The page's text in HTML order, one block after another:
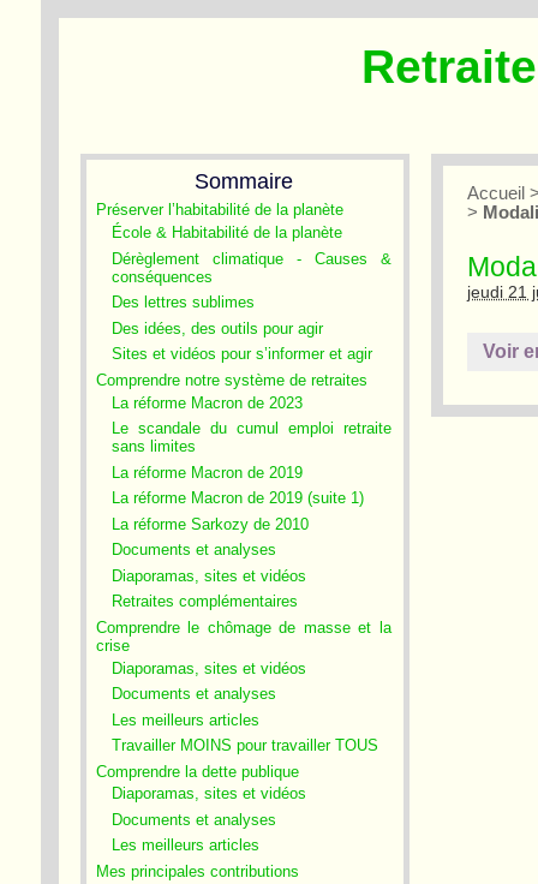
Sommaire
Préserver l’habitabilité de la planète
École & Habitabilité de la planète
Dérèglement climatique - Causes &
conséquences
Des lettres sublimes
Des idées, des outils pour agir
Sites et vidéos pour s’informer et agir
Comprendre notre système de retraites
La réforme Macron de 2023
Le scandale du cumul emploi retraite
sans limites
La réforme Macron de 2019
La réforme Macron de 2019 (suite 1)
La réforme Sarkozy de 2010
Documents et analyses
Diaporamas, sites et vidéos
Retraites complémentaires
Comprendre le chômage de masse et la
crise
Diaporamas, sites et vidéos
Documents et analyses
Les meilleurs articles
Travailler MOINS pour travailler TOUS
Comprendre la dette publique
Diaporamas, sites et vidéos
Documents et analyses
Les meilleurs articles
Mes principales contributions
Accueil
>
jeudi 21
Voir